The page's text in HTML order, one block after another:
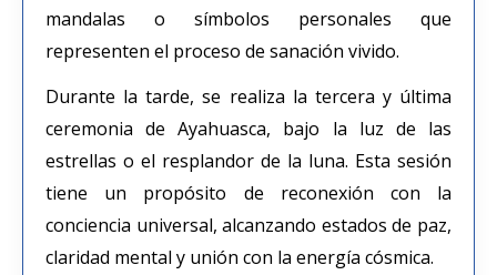
mandalas o símbolos personales que
representen el proceso de sanación vivido.
Durante la tarde, se realiza la tercera y última
ceremonia de Ayahuasca, bajo la luz de las
estrellas o el resplandor de la luna. Esta sesión
tiene un propósito de reconexión con la
conciencia universal, alcanzando estados de paz,
claridad mental y unión con la energía cósmica.